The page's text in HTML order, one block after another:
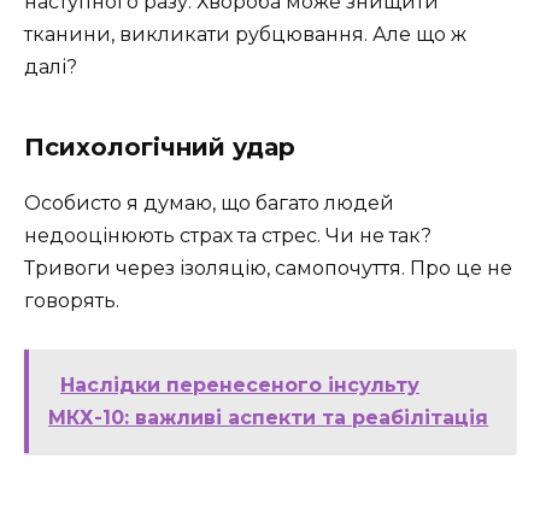
тканини, викликати рубцювання. Але що ж
далі?
Психологічний удар
Особисто я думаю, що багато людей
недооцінюють страх та стрес. Чи не так?
Тривоги через ізоляцію, самопочуття. Про це не
говорять.
Наслідки перенесеного інсульту
МКХ-10: важливі аспекти та реабілітація